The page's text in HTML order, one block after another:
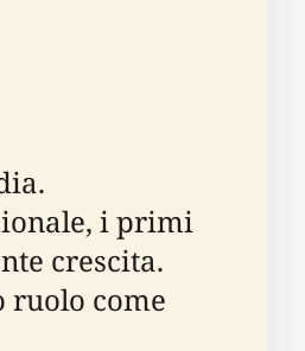
i primi
crescita.
ruolo come